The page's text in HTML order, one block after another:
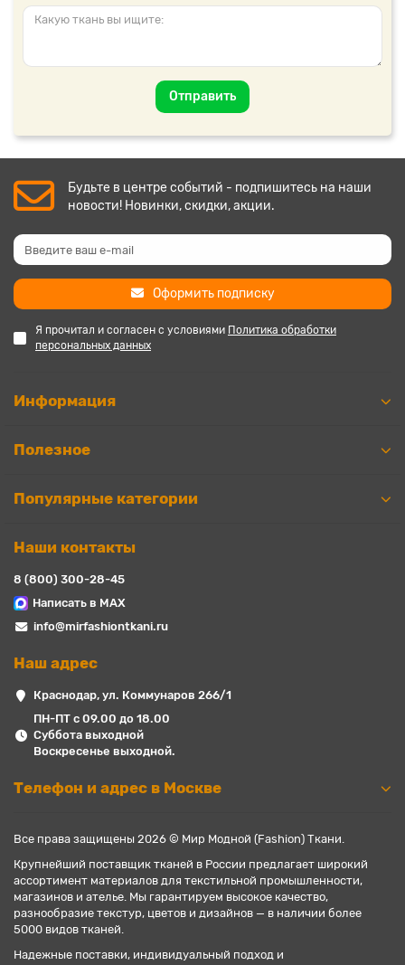
Отправить
Будьте в центре событий - подпишитесь на наши
новости! Новинки, скидки, акции.
Оформить подписку
Я прочитал и согласен с условиями Политика обработки
персональных данных
Информация
Полезное
Популярные категории
Наши контакты
8 (800) 300-28-45
Написать в MAX
info@mirfashiontkani.ru
Наш адрес
Краснодар, ул. Коммунаров 266/1
ПН-ПТ с 09.00 до 18.00
Суббота выходной
Воскресенье выходной.
Телефон и адрес в Москве
Все права защищены 2026 © Мир Модной (Fashion) Ткани.
Крупнейший поставщик тканей в России предлагает широкий
ассортимент материалов для текстильной промышленности,
магазинов и ателье. Мы гарантируем высокое качество,
разнообразие текстур, цветов и дизайнов — в наличии более
5000 видов тканей.
Надежные поставки, индивидуальный подход и